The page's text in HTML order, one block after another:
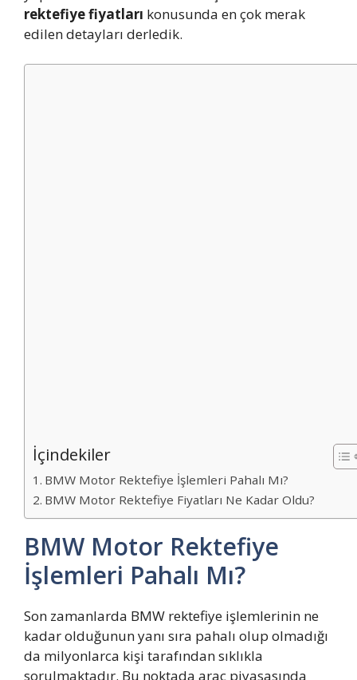
rektefiye fiyatları konusunda en çok merak
edilen detayları derledik.
İçindekiler
BMW Motor Rektefiye İşlemleri Pahalı Mı?
BMW Motor Rektefiye Fiyatları Ne Kadar Oldu?
BMW Motor Rektefiye
İşlemleri Pahalı Mı?
Son zamanlarda BMW rektefiye işlemlerinin ne
kadar olduğunun yanı sıra pahalı olup olmadığı
da milyonlarca kişi tarafından sıklıkla
sorulmaktadır. Bu noktada araç piyasasında